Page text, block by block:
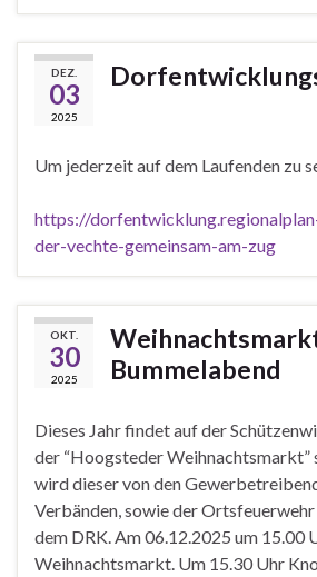
DEZ.
03
2025
Um jederzeit auf dem Laufenden zu
https://
der-vechte-gemeinsam-am-zug
OKT.
30
2025
Bummelabend
Dieses Jahr findet auf der
der “Hoogsteder
wird dieser von den
Verbänden, sowie der
dem DRK. Am 06.12.2025 um 15.00
Weihnachtsmarkt. Um 15.30 Uhr